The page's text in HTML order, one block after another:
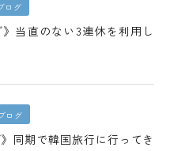
ログ
》当直のない3連休を利用し
ログ
同期で韓国旅行に行ってき